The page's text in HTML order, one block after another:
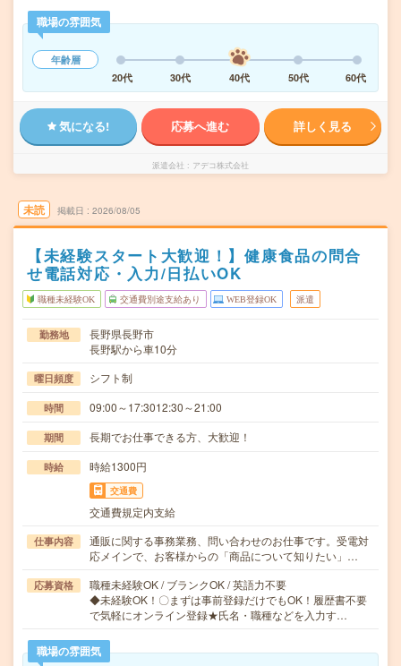
職場の雰囲気
年齢層
20代
30代 40代 50代 60代
気になる! 応募へ進む 詳しく見る
派遣会社 アデコ株式会社
未読 掲載日 2026/08/05
【未経験スタート大歓迎！】健康食品の問合
せ電話対応・入力/日払いOK
職種未経験OK 交通費別途支給あり WEB登録OK 派遣
勤務地
長野県長野市
長野駅から車10分
曜日頻度 シフト制
時間 09:00～17:3012:30～21:00
期間 長期でお仕事できる方、大歓迎！
時給 時給1300円
交通費
交通費規定内支給
仕事内容
通販に関する事務業務、問い合わせのお仕事です。受電対
応メインで、お客様からの「商品について知りたい」…
応募資格
職種未経験OK / ブランクOK / 英語力不要
◆未経験OK！〇まずは事前登録だけでもOK！履歴書不要
で気軽にオンライン登録★氏名・職種などを入力す…
職場の雰囲気